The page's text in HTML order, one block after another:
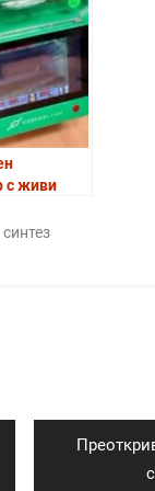
с живи
Next